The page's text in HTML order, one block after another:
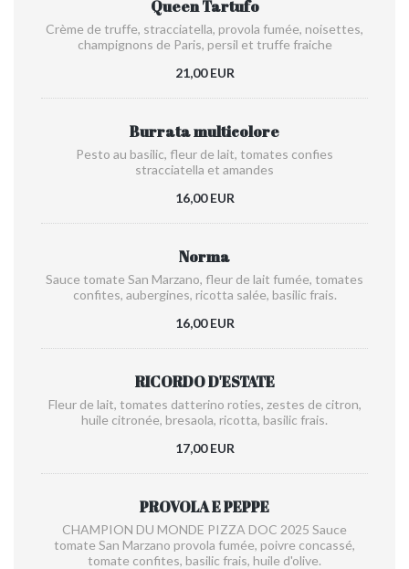
Queen Tartufo
Crème de truffe, stracciatella, provola fumée, noisettes,
champignons de Paris, persil et truffe fraiche
21,00 EUR
Burrata multicolore
Pesto au basilic, fleur de lait, tomates confies
stracciatella et amandes
16,00 EUR
Norma
Sauce tomate San Marzano, fleur de lait fumée, tomates
confites, aubergines, ricotta salée, basilic frais.
16,00 EUR
RICORDO D'ESTATE
Fleur de lait, tomates datterino roties, zestes de citron,
huile citronée, bresaola, ricotta, basilic frais.
17,00 EUR
PROVOLA E PEPPE
CHAMPION DU MONDE PIZZA DOC 2025 Sauce
tomate San Marzano provola fumée, poivre concassé,
tomate confites, basilic frais, huile d'olive.